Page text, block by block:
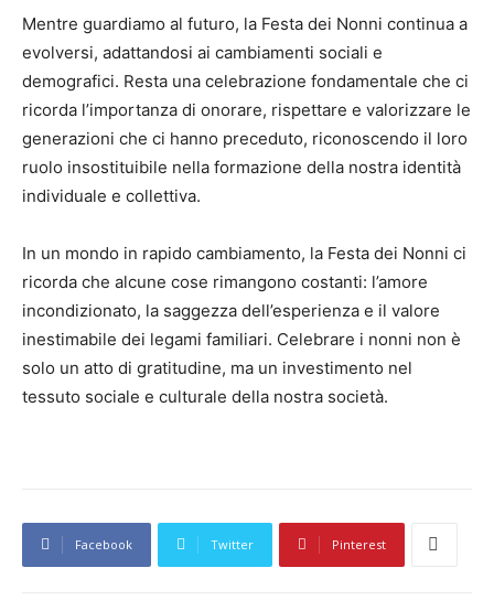
Mentre guardiamo al futuro, la Festa dei Nonni continua a
evolversi, adattandosi ai cambiamenti sociali e
demografici. Resta una celebrazione fondamentale che ci
ricorda l’importanza di onorare, rispettare e valorizzare le
generazioni che ci hanno preceduto, riconoscendo il loro
ruolo insostituibile nella formazione della nostra identità
individuale e collettiva.
In un mondo in rapido cambiamento, la Festa dei Nonni ci
ricorda che alcune cose rimangono costanti: l’amore
incondizionato, la saggezza dell’esperienza e il valore
inestimabile dei legami familiari. Celebrare i nonni non è
solo un atto di gratitudine, ma un investimento nel
tessuto sociale e culturale della nostra società.
Facebook Twitter Pinterest